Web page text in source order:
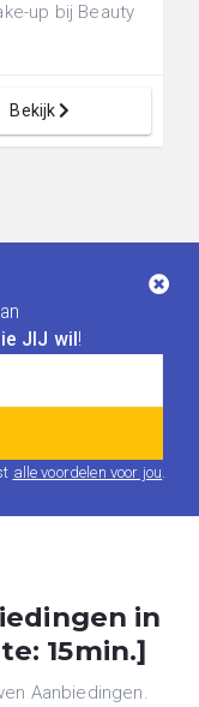
up bij Beauty
Bekijk
JIJ wil !
alle voordelen voor jou.
in
15min.]
Aanbiedingen.